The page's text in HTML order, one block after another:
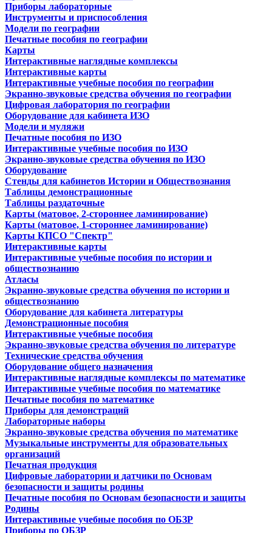
Приборы лабораторные
Инструменты и приспособления
Модели по географии
Печатные пособия по географии
Карты
Интерактивные наглядные комплексы
Интерактивные карты
Интерактивные учебные пособия по географии
Экранно-звуковые средства обучения по географии
Цифровая лаборатория по географии
Оборудование для кабинета ИЗО
Модели и муляжи
Печатные пособия по ИЗО
Интерактивные учебные пособия по ИЗО
Экранно-звуковые средства обучения по ИЗО
Оборудование
Стенды для кабинетов Истории и Обществознания
Таблицы демонстрационные
Таблицы раздаточные
Карты (матовое, 2-стороннее ламинирование)
Карты (матовое, 1-стороннее ламинирование)
Карты КПСО "Спектр"
Интерактивные карты
Интерактивные учебные пособия по истории и
обществознанию
Атласы
Экранно-звуковые средства обучения по истории и
обществознанию
Оборудование для кабинета литературы
Демонстрационные пособия
Интерактивные учебные пособия
Экранно-звуковые средства обучения по литературе
Технические средства обучения
Оборудование общего назначения
Интерактивные наглядные комплексы по математике
Интерактивные учебные пособия по математике
Печатные пособия по математике
Приборы для демонстраций
Лабораторные наборы
Экранно-звуковые средства обучения по математике
Музыкальные инструменты для образовательных
организаций
Печатная продукция
Цифровые лаборатории и датчики по Основам
безопасности и защиты родины
Печатные пособия по Основам безопасности и защиты
Родины
Интерактивные учебные пособия по ОБЗР
Приборы по ОБЗР